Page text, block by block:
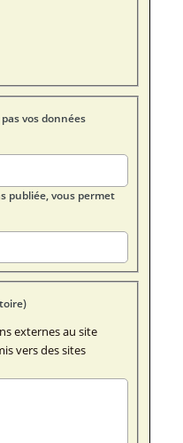
vos données
publiée, vous permet
(obligatoire)
externes au site
vers des sites